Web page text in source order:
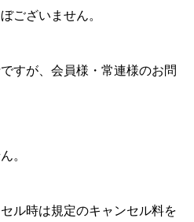
ございません。
すが、会員様・常連様のお問
。
ル時は規定のキャンセル料を